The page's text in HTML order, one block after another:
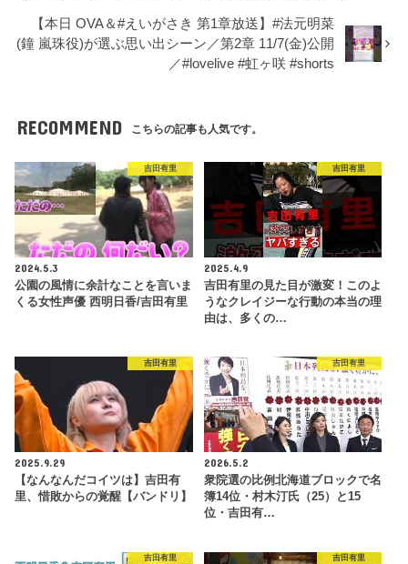
【本日 OVA＆#えいがさき 第1章放送】#法元明菜
(鐘 嵐珠役)が選ぶ思い出シーン／第2章 11/7(金)公開
／#lovelive #虹ヶ咲 #shorts
RECOMMEND こちらの記事も人気です。
吉田有里
2024.5.3
公園の風情に余計なことを言いま
くる女性声優 西明日香/吉田有里
吉田有里
2025.4.9
吉田有里の見た目が激変！このよ
うなクレイジーな行動の本当の理
由は、多くの…
吉田有里
2025.9.29
【なんなんだコイツは】吉田有
里、惜敗からの覚醒【バンドリ】
吉田有里
2026.5.2
衆院選の比例北海道ブロックで名
簿14位・村木汀氏（25）と15
位・吉田有…
吉田有里 吉田有里